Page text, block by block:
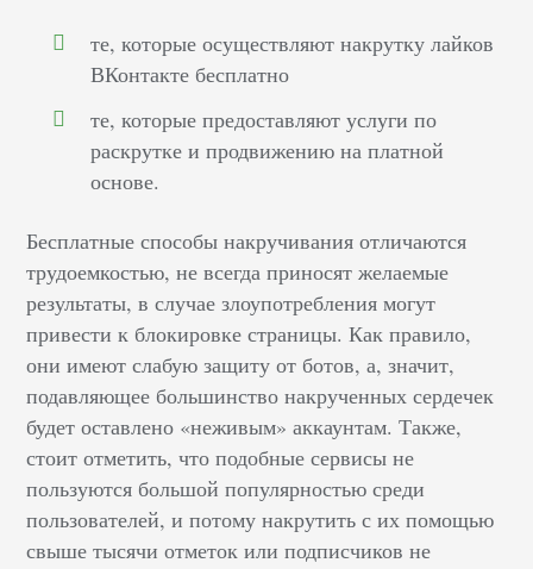
те, которые осуществляют накрутку лайков
ВКонтакте бесплатно
те, которые предоставляют услуги по
раскрутке и продвижению на платной
основе.
Бесплатные способы накручивания отличаются
трудоемкостью, не всегда приносят желаемые
результаты, в случае злоупотребления могут
привести к блокировке страницы. Как правило,
они имеют слабую защиту от ботов, а, значит,
подавляющее большинство накрученных сердечек
будет оставлено «неживым» аккаунтам. Также,
стоит отметить, что подобные сервисы не
пользуются большой популярностью среди
пользователей, и потому накрутить с их помощью
свыше тысячи отметок или подписчиков не